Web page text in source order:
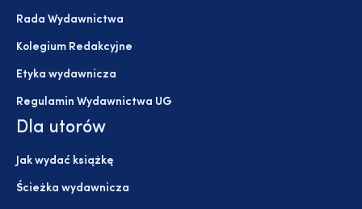
Rada Wydawnictwa
Kolegium Redakcyjne
Etyka wydawnicza
Regulamin Wydawnictwa UG
Dla utorów
Jak wydać książkę
Ścieżka wydawnicza